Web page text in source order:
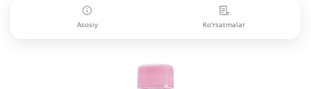
Asosiy Ko'rsatmalar